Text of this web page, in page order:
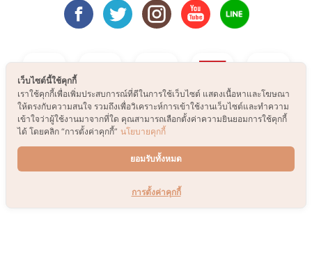
© 2021 B2S CLUB, All rights reserved. Web
เว็บไซต์นี้ใช้คุกกี้
เราใช้คุกกี้เพื่อเพิ่มประสบการณ์ที่ดีในการใช้เว็บไซต์ แสดงเนื้อหาและโฆษณา
ให้ตรงกับความสนใจ รวมถึงเพื่อวิเคราะห์การเข้าใช้งานเว็บไซต์และทำความ
เข้าใจว่าผู้ใช้งานมาจากที่ใด คุณสามารถเลือกตั้งค่าความยินยอมการใช้คุกกี้
ได้ โดยคลิก “การตั้งค่าคุกกี้” นโยบายคุกกี้
ยอมรับทั้งหมด
การตั้งค่าคุกกี้